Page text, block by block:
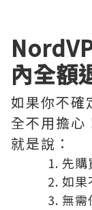
內全額
如果你不
全不用擔心
就是說：
先購
如果
無需